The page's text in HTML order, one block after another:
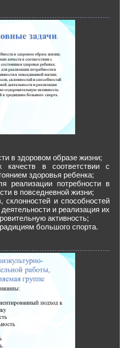
в здоровом образе жизни;
качеств в соответствии с
здоровья ребенка;
реализации потребности в
в повседневной жизни;
склонностей и способностей
и реализация их
активность;
большого спорта.